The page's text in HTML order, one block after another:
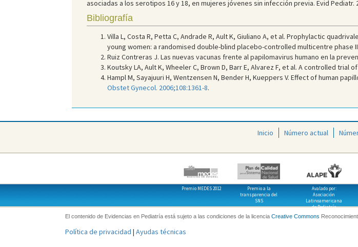
asociadas a los serotipos 16 y 18, en mujeres jóvenes sin infección previa. Evid Pediatr.
Bibliografía
Villa L, Costa R, Petta C, Andrade R, Ault K, Giuliano A, et al. Prophylactic
young women: a randomised double-blind placebo-controlled multicentre phase
Ruiz Contreras J. Las nuevas vacunas frente al papilomavirus humano en la
Koutsky LA, Ault K, Wheeler C, Brown D, Barr E, Alvarez F, et al. A controlled trial
Hampl M, Sayajuuri H, Wentzensen N, Bender H, Kueppers V. Effect of human
Obstet Gynecol. 2006;108:1361-8.
Inicio Número actual
Premio MEDES 2012
Premio a la
transparencia del
SNS
Avalado por:
Asociación
Latinoamericana
de Pediatría
El contenido de Evidencias en Pediatría está sujeto a las condiciones de la licencia Creative Commons
Política de privacidad | Ayudas técnicas